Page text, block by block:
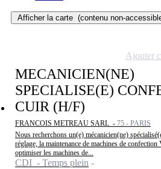
Afficher la carte (contenu non-
MECANICIEN(NE)
SPECIALISE(E)
CUIR (H/F)
FRANCOIS METREAU SARL - 75 - PARIS
Nous recherchons un(e) mécanicien(ne)
réglage, la maintenance de machines de
optimiser les machines de...
CDI - Temps plein
Ajouter